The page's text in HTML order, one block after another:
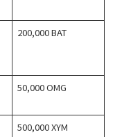
200,000 BAT
50,000 OMG
500,000 XYM